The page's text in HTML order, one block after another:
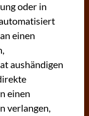
oder in
einen
aushändigen
einen
verlangen,